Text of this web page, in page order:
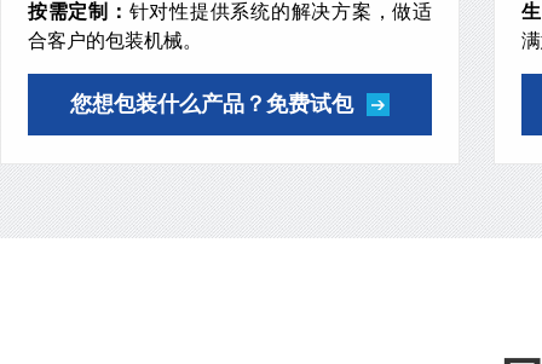
按需定制： 针对性提供系统的解决方案，做适
合客户的包装机械。
您想包装什么产品？免费试包